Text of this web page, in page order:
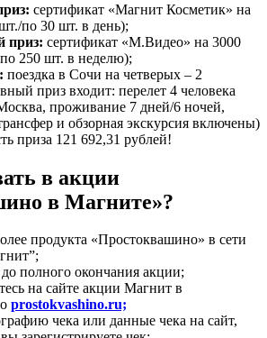
сертификат «Магнит Косметик» на
по 30 шт. в день);
приз: сертификат «М.Видео» на 3000
250 шт. в неделю);
поездка в Сочи на четверых – 2
приз входит: перелет 4 человека
проживание 7 дней/6 ночей,
и обзорная экскурсия включены)
приза 121 692,31 рублей!
в акции
в Магните»?
продукта «Простоквашино» в сети
полного окончания акции;
на сайте акции Магнит в
prostokvashino.ru;
чека или данные чека на сайт,